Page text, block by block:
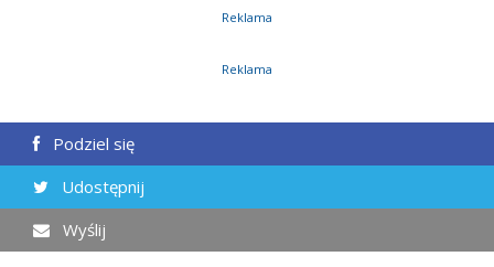
Reklama
Reklama
Podziel się
Udostępnij
Wyślij